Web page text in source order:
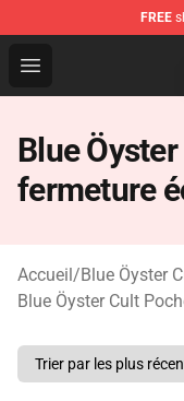
FREE
Open menu
Blue Öyster
Blue
fermeture
Accueil/Blue Öyster
Blue Öyster Cult